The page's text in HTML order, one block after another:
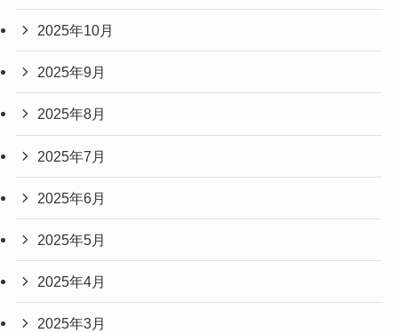
2025年10月
2025年9月
2025年8月
2025年7月
2025年6月
2025年5月
2025年4月
2025年3月